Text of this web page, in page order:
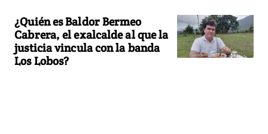
¿Quién es Baldor Bermeo
Cabrera, el exalcalde al que la
justicia vincula con la banda
Los Lobos?